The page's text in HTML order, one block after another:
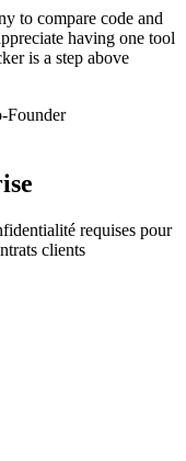
to compare code and
having one tool
is a step above
Founder
requises pour
clients